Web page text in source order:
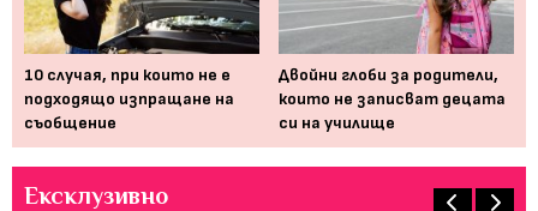
10 случая, при които не е
подходящо изпращане на
съобщение
Двойни глоби за родители,
които не записват децата
си на училище
Ексклузивно